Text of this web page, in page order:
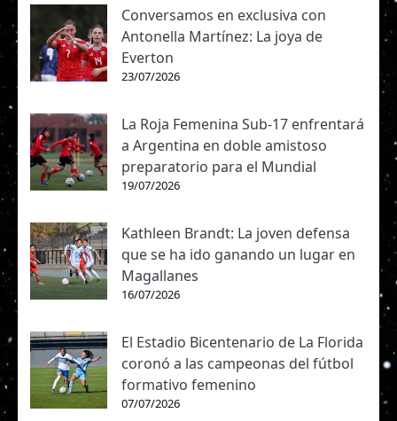
Conversamos en exclusiva con
Antonella Martínez: La joya de
Everton
23/07/2026
La Roja Femenina Sub-17 enfrentará
a Argentina en doble amistoso
preparatorio para el Mundial
19/07/2026
Kathleen Brandt: La joven defensa
que se ha ido ganando un lugar en
Magallanes
16/07/2026
El Estadio Bicentenario de La Florida
coronó a las campeonas del fútbol
formativo femenino
07/07/2026